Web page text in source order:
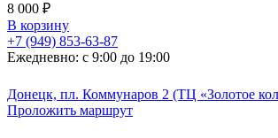
8 000 ₽
В корзину
+7 (949) 853-63-87
Ежедневно: с 9:00 до 19:00
Донецк, пл. Коммунаров 2 (ТЦ «Золотое
Проложить маршрут